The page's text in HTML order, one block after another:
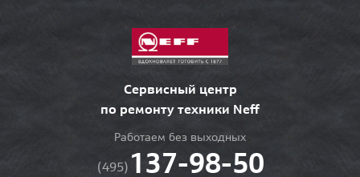
Сервисный центр
по ремонту техники Neff
Работаем без выходных
(495) 137-98-50